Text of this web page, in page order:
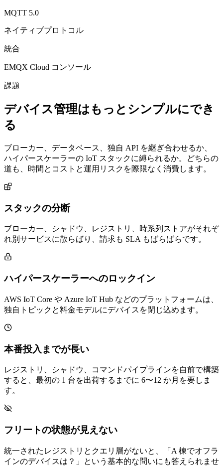
MQTT 5.0
ネイティブプロトコル
統合
EMQX Cloud コンソール
課題
デバイス管理はもっとシンプルにでき
る
ブローカー、データベース、独自 API を継ぎ合わせるか、
ハイパースケーラーの IoT スタックに縛られるか。どちらの
道も、時間とコストと運用リスクを際限なく消費します。
スタックの分断
ブローカー、シャドウ、レジストリ、時系列ストアがそれぞ
れ別サービスに散らばり、請求も SLA もばらばらです。
ハイパースケーラーへのロックイン
AWS IoT Core や Azure IoT Hub などのプラットフォームは、
独自トピックと料金モデルにデバイスを閉じ込めます。
本番投入までが長い
レジストリ、シャドウ、コマンドパイプラインを自前で構築
すると、最初の 1 台を出荷するまでに 6〜12 か月を要しま
す。
フリートの状態が見えない
統一されたレジストリとクエリ層がないと、「A 棟でオフラ
インのデバイスは？」という基本的な問いにも答えられませ